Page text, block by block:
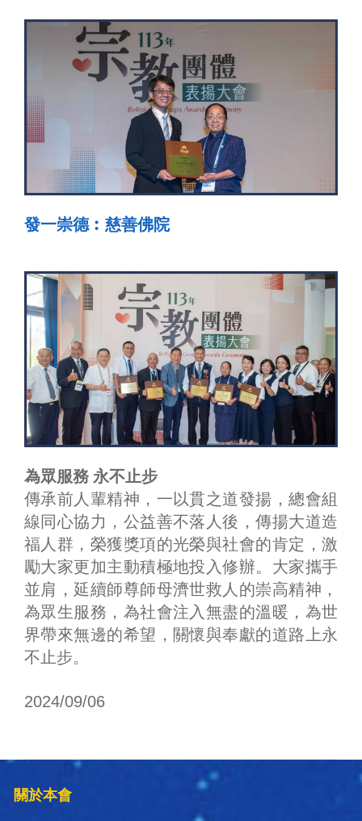
發一崇德︰慈善佛院
為眾服務 永不止步
傳承前人輩精神，一以貫之道發揚，總會組
線同心協力，公益善不落人後，傳揚大道造
福人群，榮獲獎項的光榮與社會的肯定，激
勵大家更加主動積極地投入修辦。大家攜手
並肩，延續師尊師母濟世救人的崇高精神，
為眾生服務，為社會注入無盡的溫暖，為世
界帶來無邊的希望，關懷與奉獻的道路上永
不止步。
2024/09/06
關於本會